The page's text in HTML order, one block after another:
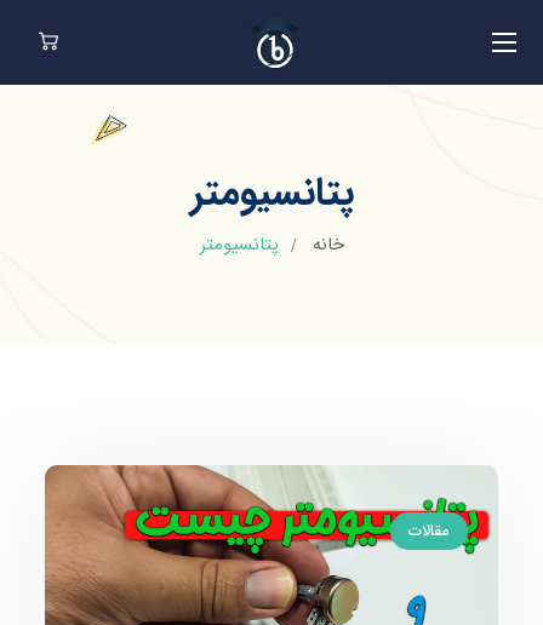
پتانسیومتر
خانه پتانسیومتر
مقالات